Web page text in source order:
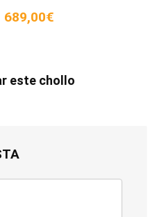
689,00€
este chollo